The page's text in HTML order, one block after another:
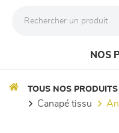
NOS
TOUS NOS PRODUITS
canapé tissu